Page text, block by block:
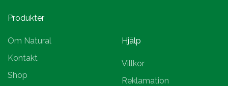
Produkter
Om Natural
Kontakt
Shop
Hjälp
Villkor
Reklamation